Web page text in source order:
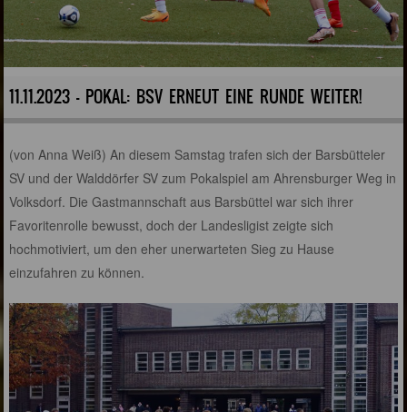
11.11.2023 - POKAL: BSV ERNEUT EINE RUNDE WEITER!
(von Anna Weiß) An diesem Samstag trafen sich der Barsbütteler
SV und der Walddörfer SV zum Pokalspiel am Ahrensburger Weg in
Volksdorf. Die Gastmannschaft aus Barsbüttel war sich ihrer
Favoritenrolle bewusst, doch der Landesligist zeigte sich
hochmotiviert, um den eher unerwarteten Sieg zu Hause
einzufahren zu können.